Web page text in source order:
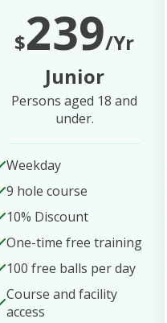
$239/Yr
Junior
Persons aged 18 and
under.
Weekday
9 hole course
10% Discount
One-time free training
100 free balls per day
Course and facility
access